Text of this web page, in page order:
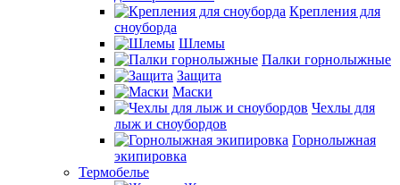
Крепления для
сноуборда
Шлемы
Палки горнолыжные
Защита
Маски
Чехлы для
лыж и сноубордов
Горнолыжная
экипировка
Термобелье